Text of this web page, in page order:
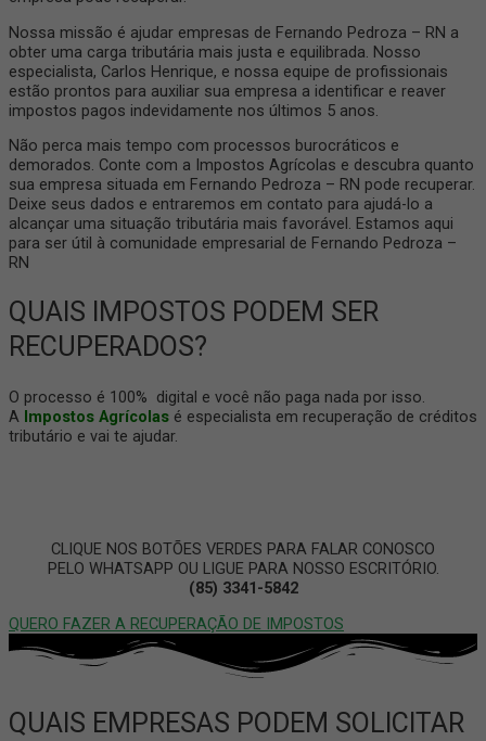
Nossa missão é ajudar empresas de Fernando Pedroza – RN a
obter uma carga tributária mais justa e equilibrada. Nosso
especialista, Carlos Henrique, e nossa equipe de profissionais
estão prontos para auxiliar sua empresa a identificar e reaver
impostos pagos indevidamente nos últimos 5 anos.
Não perca mais tempo com processos burocráticos e
demorados. Conte com a Impostos Agrícolas e descubra quanto
sua empresa situada em Fernando Pedroza – RN pode recuperar.
Deixe seus dados e entraremos em contato para ajudá-lo a
alcançar uma situação tributária mais favorável. Estamos aqui
para ser útil à comunidade empresarial de Fernando Pedroza –
RN
QUAIS IMPOSTOS PODEM SER
RECUPERADOS?
O processo é 100% digital e você não paga nada por isso.
A Impostos Agrícolas é especialista em recuperação de créditos
tributário e vai te ajudar.
CLIQUE NOS BOTÕES VERDES PARA FALAR CONOSCO
PELO WHATSAPP OU LIGUE PARA NOSSO ESCRITÓRIO.
(85) 3341-5842
QUERO FAZER A RECUPERAÇÃO DE IMPOSTOS
QUAIS EMPRESAS PODEM SOLICITAR